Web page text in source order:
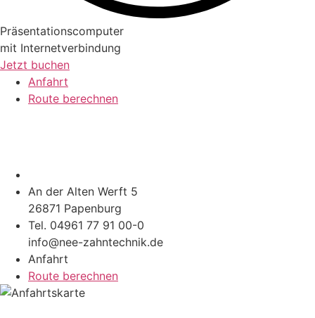
Präsentationscomputer
mit Internetverbindung
Jetzt buchen
Anfahrt
Route berechnen
An der Alten Werft 5
26871 Papenburg
Tel. 04961 77 91 00-0
info@nee-zahntechnik.de
Anfahrt
Route berechnen